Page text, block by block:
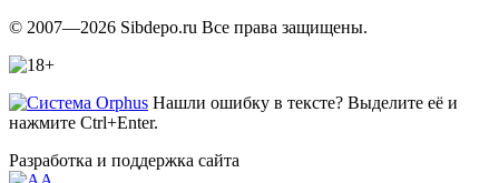
© 2007—2026 Sibdepo.ru Все права защищены.
Нашли ошибку в тексте? Выделите её и
нажмите Ctrl+Enter.
Разработка и поддержка сайта